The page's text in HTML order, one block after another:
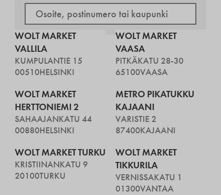
WOLT MARKET
VALLILA
KUMPULANTIE 15
00510HELSINKI
WOLT MARKET
VAASA
PITKÄKATU 28-30
65100VAASA
WOLT MARKET
HERTTONIEMI 2
SAHAAJANKATU 44
00880HELSINKI
METRO PIKATUKKU
KAJAANI
VARISTIE 2
87400KAJAANI
WOLT MARKET TURKU
KRISTIINANKATU 9
20100TURKU
WOLT MARKET
TIKKURILA
VERNISSAKATU 1
01300VANTAA